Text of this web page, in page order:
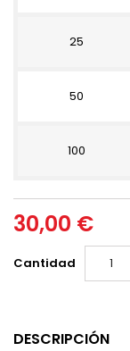
25
50
100
30,00 €
Cantidad
DESCRIPCIÓN